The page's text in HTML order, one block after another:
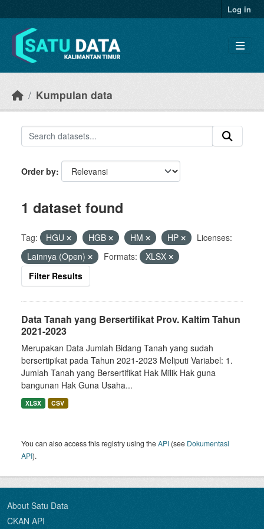
Log in
Kumpulan data
Order by
1 dataset found
Tag: HGU HGB HM HP
Licenses:
Lainnya (Open)
Formats:
XLSX
Filter Results
Data Tanah yang Bersertifikat Prov. Kaltim Tahun
2021-2023
Merupakan Data Jumlah Bidang Tanah yang sudah
bersertipikat pada Tahun 2021-2023 Meliputi Variabel: 1.
Jumlah Tanah yang Bersertifikat Hak Milik Hak guna
bangunan Hak Guna Usaha...
XLSX CSV
You can also access this registry using theAPI (see Dokumentasi
API).
About Satu Data
CKAN API